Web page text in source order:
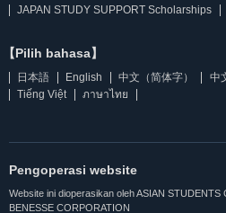
JAPAN STUDY SUPPORT Scholarships
【Pilih bahasa】
日本語 English 中文（简体字） 中
Tiếng Việt
ภาษาไทย
Pengoperasi website
Website ini dioperasikan oleh ASIAN STUDENTS
BENESSE CORPORATION